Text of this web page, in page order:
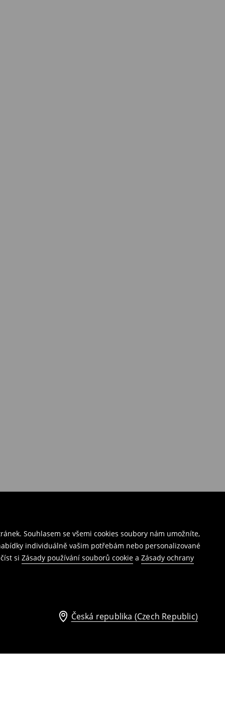
Souhlasem se všemi cookies soubory nám umožníte,
individuálně vašim potřebám nebo personalizované
si Zásady používání souborů cookie a Zásady ochrany
Česká republika (Czech Republic)